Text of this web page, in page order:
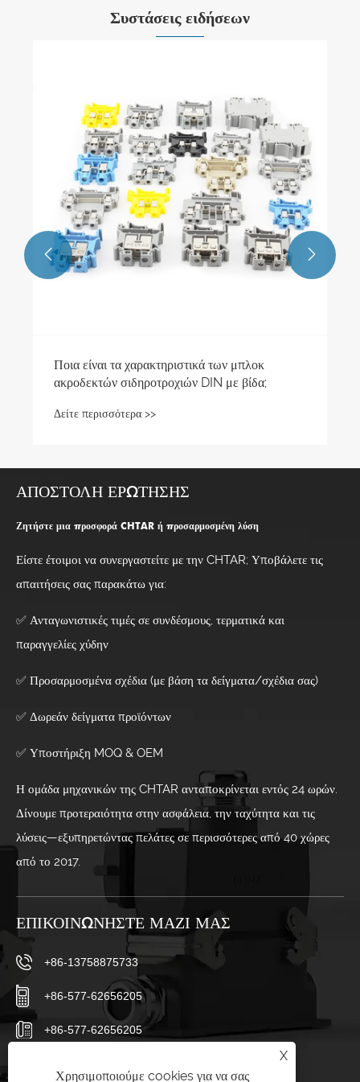
Συστάσεις ειδήσεων
σταθμός Din;
Δείτε περισσότερα >>
 
ΑΠΟΣΤΟΛΉ ΕΡΏΤΗΣΗΣ
Ζητήστε μια προσφορά CHTAR ή προσαρμοσμένη λύση
Είστε έτοιμοι να συνεργαστείτε με την CHTAR; Υποβάλετε τις
απαιτήσεις σας παρακάτω για:
✅ Ανταγωνιστικές τιμές σε συνδέσμους, τερματικά και
παραγγελίες χύδην
✅ Προσαρμοσμένα σχέδια (με βάση τα δείγματα/σχέδια σας)
✅ Δωρεάν δείγματα προϊόντων
✅ Υποστήριξη MOQ & OEM
Η ομάδα μηχανικών της CHTAR ανταποκρίνεται εντός 24 ωρών.
Δίνουμε προτεραιότητα στην ασφάλεια, την ταχύτητα και τις
λύσεις—εξυπηρετώντας πελάτες σε περισσότερες από 40 χώρες
από το 2017.
ΕΠΙΚΟΙΝΩΝΉΣΤΕ ΜΑΖΊ ΜΑΣ
+86-13758875733
+86-577-62656205
+86-577-62656205
X
Χρησιμοποιούμε cookies για να σας